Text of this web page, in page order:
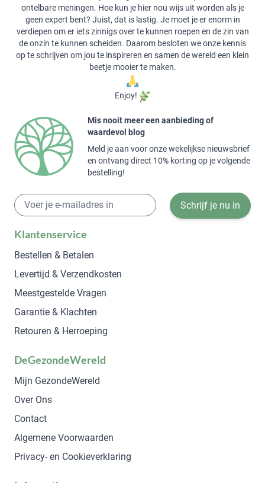
ontelbare meningen. Hoe kun je hier nou wijs uit worden als je
geen expert bent? Juist, dat is lastig. Je moet je er enorm in
verdiepen om er iets zinnigs over te kunnen roepen en de zin van
de onzin te kunnen scheiden. Daarom besloten we onze kennis
op te schrijven om jou te inspireren en samen de wereld een klein
beetje mooier te maken.
Enjoy!
Mis nooit meer een aanbieding of
waardevol blog
Meld je aan voor onze wekelijkse nieuwsbrief
en ontvang direct 10% korting op je volgende
bestelling!
Schrijf je nu in
Klantenservice
Bestellen & Betalen
Levertijd & Verzendkosten
Meestgestelde Vragen
Garantie & Klachten
Retouren & Herroeping
DeGezondeWereld
Mijn GezondeWereld
Over Ons
Contact
Algemene Voorwaarden
Privacy- en Cookieverklaring